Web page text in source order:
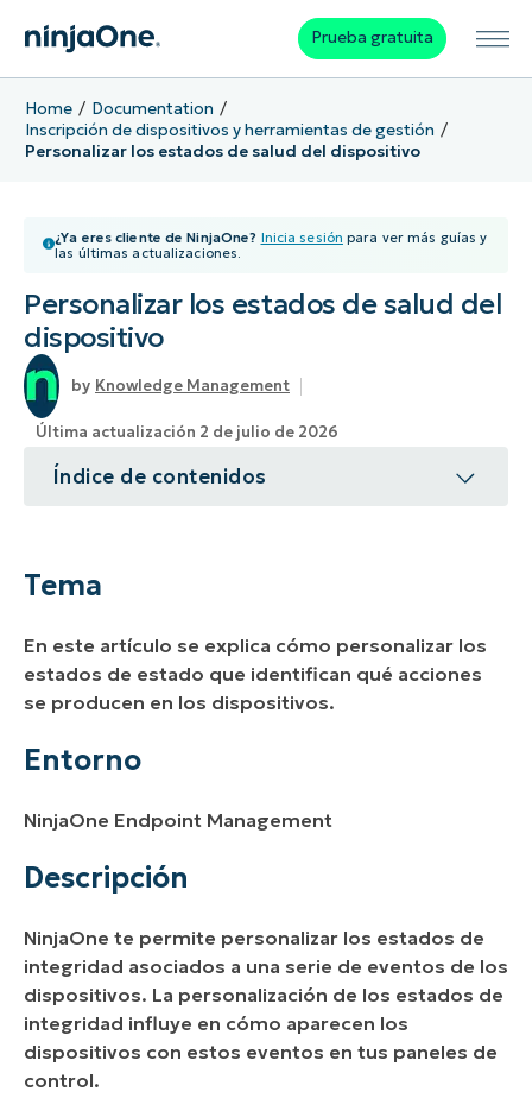
Prueba gratuita
Home
Documentation
Inscripción de dispositivos y herramientas de gestión
Personalizar los estados de salud del dispositivo
¿Ya eres cliente de NinjaOne? Inicia sesión para ver más guías y
las últimas actualizaciones.
Personalizar los estados de salud del
dispositivo
Knowledge Management
Última actualización 2 de julio de 2026
Índice de contenidos
Recursos adicionales
Tema
En este artículo se explica cómo personalizar los
estados de estado que identifican qué acciones
se producen en los dispositivos.
Entorno
NinjaOne Endpoint Management
Descripción
NinjaOne te permite personalizar los estados de
integridad asociados a una serie de eventos de los
dispositivos. La personalización de los estados de
integridad influye en cómo aparecen los
dispositivos con estos eventos en tus paneles de
control.